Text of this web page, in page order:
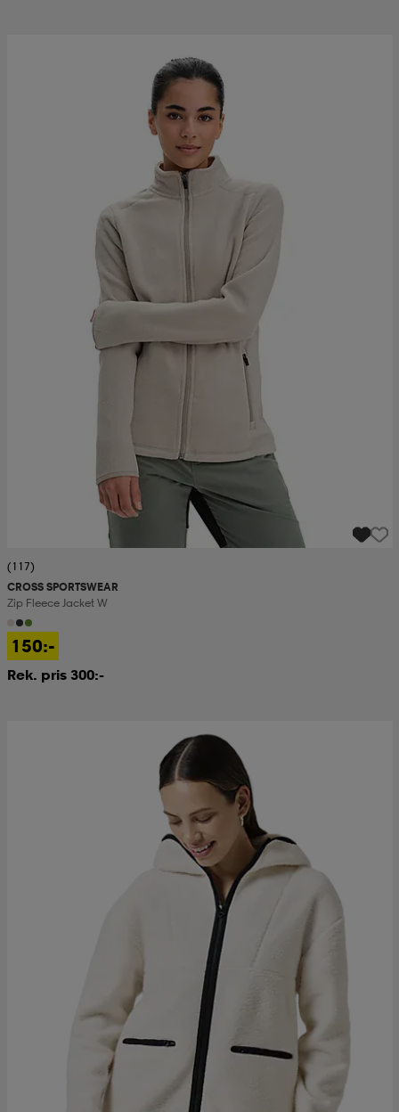
(117)
CROSS SPORTSWEAR
Zip Fleece Jacket W
150:-
Rek. pris 300:-